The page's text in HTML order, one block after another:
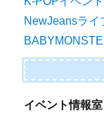
NewJeansライ
イベント情報室